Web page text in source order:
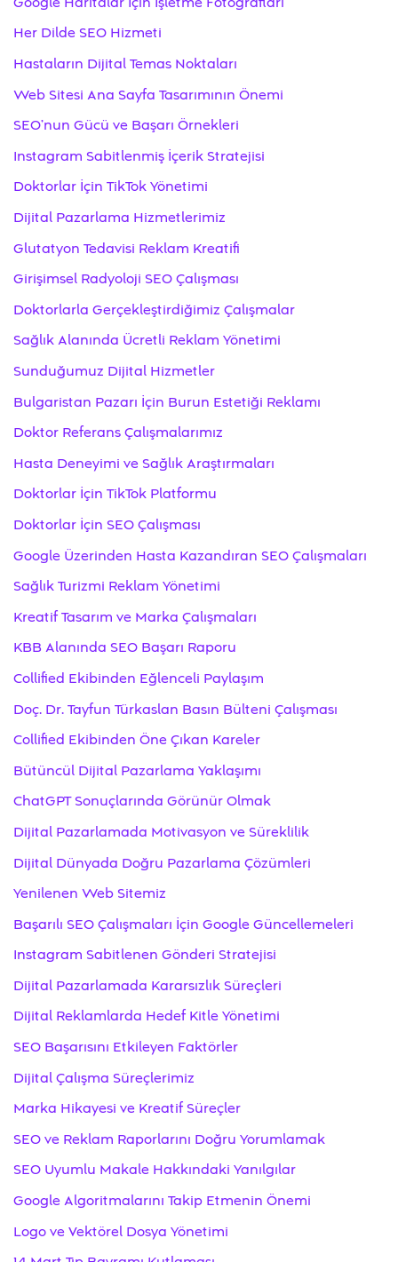
Her Dilde SEO Hizmeti
Hastaların Dijital Temas Noktaları
Web Sitesi Ana Sayfa Tasarımının Önemi
SEO’nun Gücü ve Başarı Örnekleri
Instagram Sabitlenmiş İçerik Stratejisi
Doktorlar İçin TikTok Yönetimi
Dijital Pazarlama Hizmetlerimiz
Glutatyon Tedavisi Reklam Kreatifi
Girişimsel Radyoloji SEO Çalışması
Doktorlarla Gerçekleştirdiğimiz Çalışmalar
Sağlık Alanında Ücretli Reklam Yönetimi
Sunduğumuz Dijital Hizmetler
Bulgaristan Pazarı İçin Burun Estetiği Reklamı
Doktor Referans Çalışmalarımız
Hasta Deneyimi ve Sağlık Araştırmaları
Doktorlar İçin TikTok Platformu
Doktorlar İçin SEO Çalışması
Google Üzerinden Hasta Kazandıran SEO Çalışmaları
Sağlık Turizmi Reklam Yönetimi
Kreatif Tasarım ve Marka Çalışmaları
KBB Alanında SEO Başarı Raporu
Collified Ekibinden Eğlenceli Paylaşım
Doç. Dr. Tayfun Türkaslan Basın Bülteni Çalışması
Collified Ekibinden Öne Çıkan Kareler
Bütüncül Dijital Pazarlama Yaklaşımı
ChatGPT Sonuçlarında Görünür Olmak
Dijital Pazarlamada Motivasyon ve Süreklilik
Dijital Dünyada Doğru Pazarlama Çözümleri
Yenilenen Web Sitemiz
Başarılı SEO Çalışmaları İçin Google Güncellemeleri
Instagram Sabitlenen Gönderi Stratejisi
Dijital Pazarlamada Kararsızlık Süreçleri
Dijital Reklamlarda Hedef Kitle Yönetimi
SEO Başarısını Etkileyen Faktörler
Dijital Çalışma Süreçlerimiz
Marka Hikayesi ve Kreatif Süreçler
SEO ve Reklam Raporlarını Doğru Yorumlamak
SEO Uyumlu Makale Hakkındaki Yanılgılar
Google Algoritmalarını Takip Etmenin Önemi
Logo ve Vektörel Dosya Yönetimi